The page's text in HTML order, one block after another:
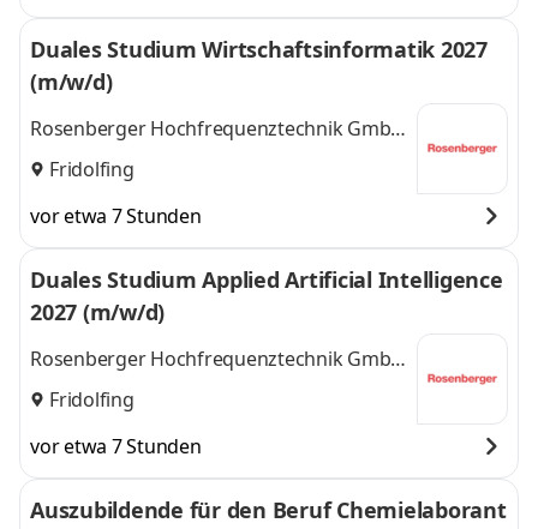
Duales Studium Wirtschaftsinformatik 2027
(m/w/d)
Rosenberger Hochfrequenztechnik GmbH
& Co. KG
Fridolfing
vor etwa 7 Stunden
Duales Studium Applied Artificial Intelligence
2027 (m/w/d)
Rosenberger Hochfrequenztechnik GmbH
& Co. KG
Fridolfing
vor etwa 7 Stunden
Auszubildende für den Beruf Chemielaborant